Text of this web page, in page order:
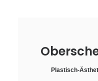
Plastisch-